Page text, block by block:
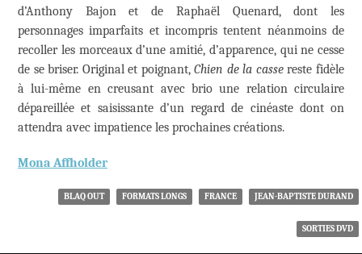
d’Anthony Bajon et de Raphaël Quenard, dont les
personnages imparfaits et incompris tentent néanmoins de
recoller les morceaux d’une amitié, d’apparence, qui ne cesse
de se briser. Original et poignant,Chien de la cassereste fidèle
à lui-même en creusant avec brio une relation circulaire
dépareillée et saisissante d’un regard de cinéaste dont on
attendra avec impatience les prochaines créations.
Mona Affholder
BLAQ OUT FORMATS LONGS FRANCE JEAN-BAPTISTE DURAND
SORTIES DVD